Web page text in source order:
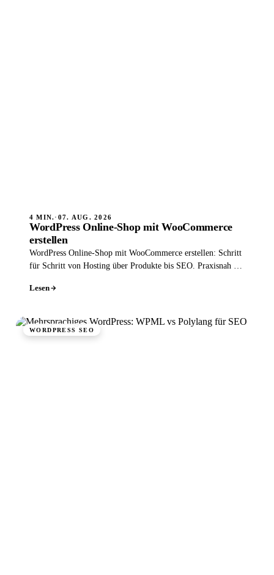
4 MIN.· 07. AUG. 2026
WordPress Online-Shop mit WooCommerce
erstellen
WordPress Online-Shop mit WooCommerce erstellen: Schritt
für Schritt von Hosting über Produkte bis SEO. Praxisnah für
Lesen
WORDPRESS SEO